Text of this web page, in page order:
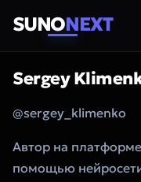
SUNONEXT
Sergey
@sergey_klimenko
Автор на
помощью